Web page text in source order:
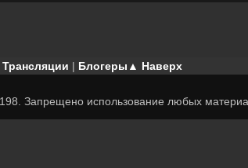
▲ Наверх
Трансляции | Блогеры
Запрещено использование любых